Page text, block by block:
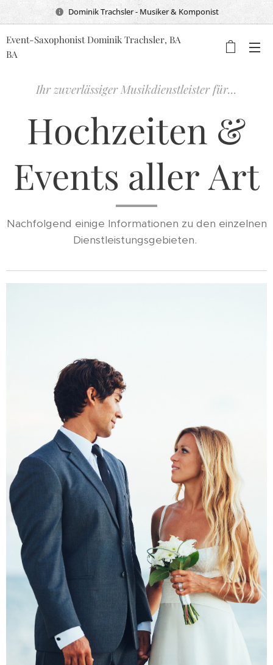
Dominik Trachsler - Musiker & Komponist
Event-Saxophonist Dominik Trachsler, BA
BA
Ihr zuverlässiger Musikdienstleister für...
Hochzeiten &
Events aller Art
Nachfolgend einige Informationen zu den einzelnen
Dienstleistungsgebieten.